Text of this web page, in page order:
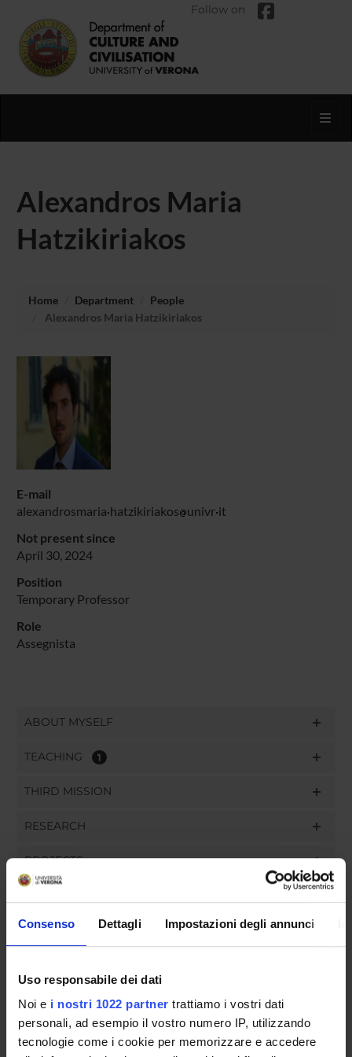
Consenso Dettagli Impostazioni degli annunci
Uso responsabile dei dati
Noi e i nostri 1022 partner trattiamo i vostri dati
personali, ad esempio il vostro numero IP, utilizzando
tecnologie come i cookie per memorizzare e accedere
Follow on
Alexandros Maria
Hatzikiriakos
Home Department
People
Alexandros Maria Hatzikiriakos
E-mail
alexandrosmaria hatzikiriakos univr it
Not present since
April 30, 2024
Position
Temporary Professor
Role
Assegnista
ABOUT MYSELF
TEACHING 1
THIRD MISSION
RESEARCH
PROJECTS
ORGANISATION
COMMITTEES